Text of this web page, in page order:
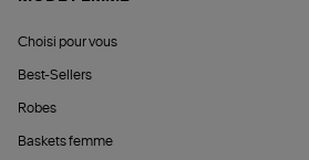
Choisi pour vous
Best-Sellers
Robes
Baskets femme